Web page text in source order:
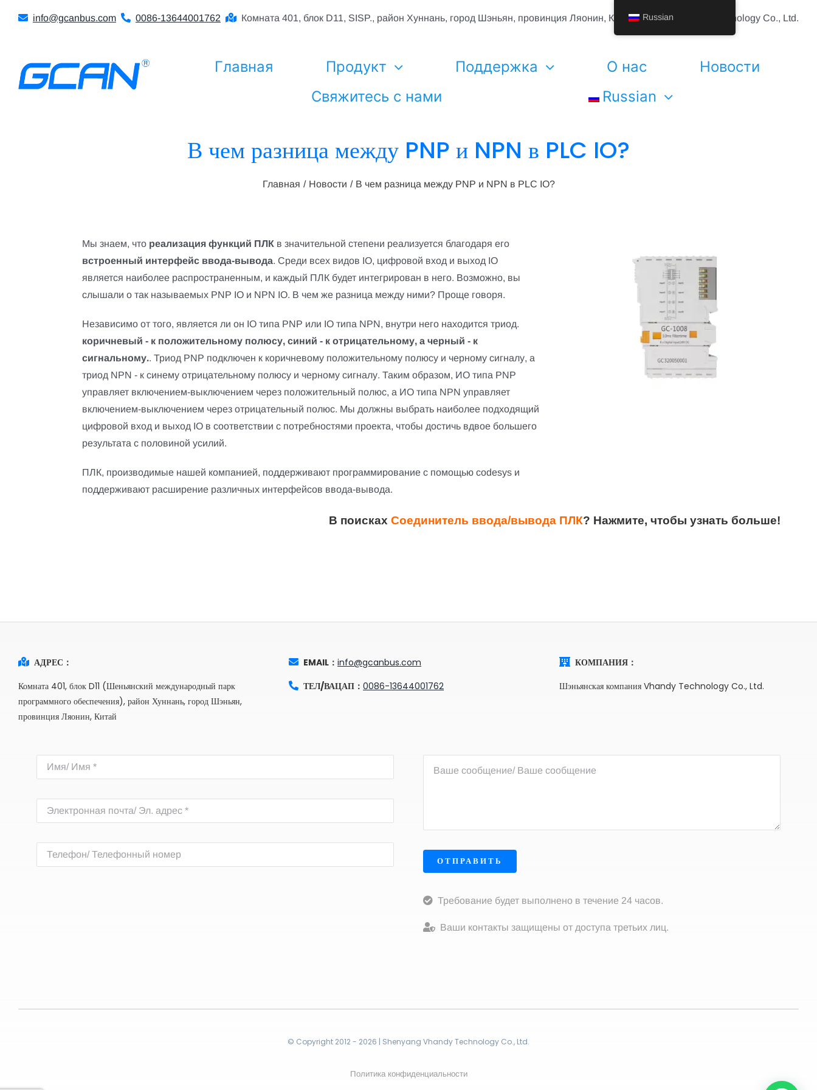
info@gcanbus.com 0086-13644001762 Комната 401, блок D11, SISP., район Хуннань, город Шэньян, провинция Ляонин, Китай Шэньян Vhandy Technology Co., Ltd.
Главная Продукт Поддержка О нас
Новости
Свяжитесь с нами
Russian
В чем разница между PNP и NPN в PLC IO?
Главная Новости В чем разница между PNP и NPN в PLC IO?
Мы знаем, что реализация функций ПЛК в значительной степени реализуется благодаря его
встроенный интерфейс ввода-вывода. Среди всех видов IO, цифровой вход и выход IO
является наиболее распространенным, и каждый ПЛК будет интегрирован в него. Возможно, вы
слышали о так называемых PNP IO и NPN IO. В чем же разница между ними? Проще говоря.
Независимо от того, является ли он IO типа PNP или IO типа NPN, внутри него находится триод.
коричневый - к положительному полюсу, синий - к отрицательному, а черный - к
сигнальному.. Триод PNP подключен к коричневому положительному полюсу и черному сигналу, а
триод NPN - к синему отрицательному полюсу и черному сигналу. Таким образом, ИО типа PNP
управляет включением-выключением через положительный полюс, а ИО типа NPN управляет
включением-выключением через отрицательный полюс. Мы должны выбрать наиболее подходящий
цифровой вход и выход IO в соответствии с потребностями проекта, чтобы достичь вдвое большего
результата с половиной усилий.
ПЛК, производимые нашей компанией, поддерживают программирование с помощью codesys и
поддерживают расширение различных интерфейсов ввода-вывода.
В поискахСоединитель ввода/вывода ПЛК? Нажмите, чтобы узнать больше!
АДРЕС：
Комната 401, блок D11 (Шеньянский международный парк
программного обеспечения), район Хуннань, город Шэньян,
провинция Ляонин, Китай
EMAIL：info@gcanbus.com
ТЕЛ/ВАЦАП：0086-13644001762
КОМПАНИЯ：
Шэньянская компания Vhandy Technology Co., Ltd.
ОТПРАВИТЬ
Требование будет выполнено в течение 24 часов.
Ваши контакты защищены от доступа третьих лиц.
© Copyright 2012 - 2026 | Shenyang Vhandy Technology Co., Ltd.
Политика конфиденциальности
Russian